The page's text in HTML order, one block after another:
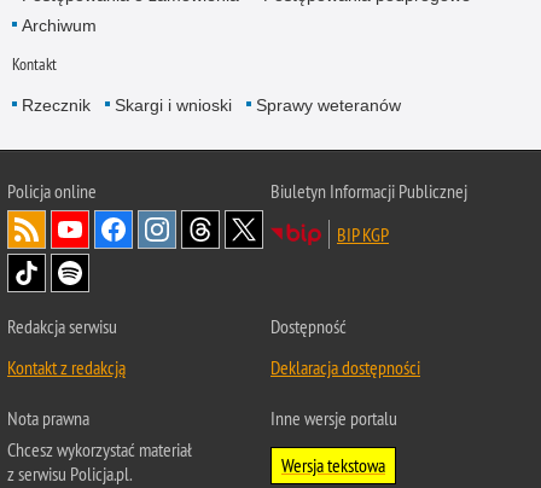
Archiwum
Kontakt
Rzecznik Skargi i wnioski Sprawy weteranów
Policjaonline
Biuletyn Informacji Publicznej
BIP KGP
Redakcja serwisu
Kontakt z redakcją
Dostępność
Deklaracja dostępności
Nota prawna
Chcesz wykorzystać materiał
z serwisu Policja.pl.
Inne wersje portalu
Wersja tekstowa